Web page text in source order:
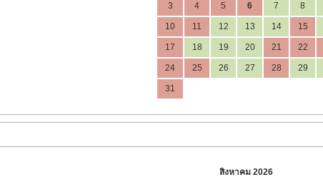
3 4 5 6 7 8
10 11 12 13 14 15
17 18 19 20 21 22
24 25 26 27 28 29
31
สิงหาคม 2026